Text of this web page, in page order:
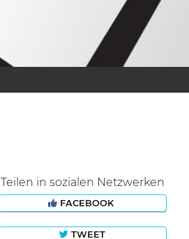
Teilen in sozialen Netzwerken
FACEBOOK
TWEET